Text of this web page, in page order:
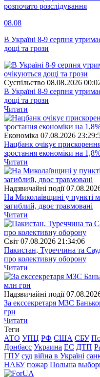
розпочато розслідування
08.08
В Україні 8-9 серпня
дощі та грози
Суспiльство 08.08.2026
В Україні 8-9 серпня
дощі та грози
Читати
Економіка 07.08.2026
Нацбанк очікує
зростання економіки на
Читати
Надзвичайні події
На Миколаївщині у пункті
загиблий, двоє травмовані
Читати
Свiт 07.08.2026 21:34:06
Пакистан, Туреччина та
про колективну оборону
Читати
Надзвичайні події
За екссекретаря МЗС
грн
Читати
Теги
АТО УПЦ РФ США СБУ
Донбасс Украина ЕС ДТП
ГПУ суд війна в Україні
НАБУ пожар Польша